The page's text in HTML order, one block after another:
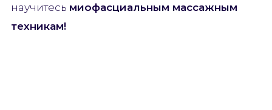
научитесь миофасциальным массажным
техникам!